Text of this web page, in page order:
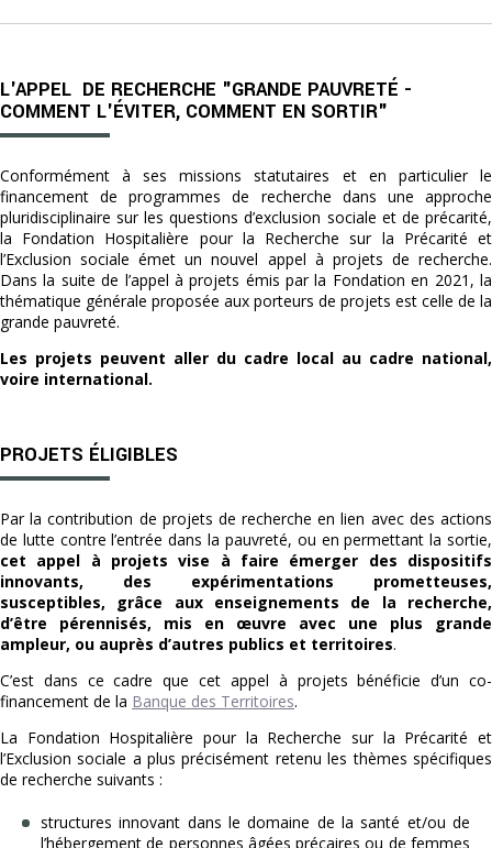
L'APPEL DE RECHERCHE "GRANDE PAUVRETÉ -
COMMENT L'ÉVITER, COMMENT EN SORTIR"
Conformément à ses missions statutaires et en particulier le
financement de programmes de recherche dans une approche
pluridisciplinaire sur les questions d’exclusion sociale et de précarité,
la Fondation Hospitalière pour la Recherche sur la Précarité et
l’Exclusion sociale émet un nouvel appel à projets de recherche.
Dans la suite de l’appel à projets émis par la Fondation en 2021, la
thématique générale proposée aux porteurs de projets est celle de la
grande pauvreté.
Les projets peuvent aller du cadre local au cadre national,
voire international.
PROJETS ÉLIGIBLES
Par la contribution de projets de recherche en lien avec des actions
de lutte contre l’entrée dans la pauvreté, ou en permettant la sortie,
cet appel à projets vise à faire émerger des dispositifs
innovants, des expérimentations prometteuses,
susceptibles, grâce aux enseignements de la recherche,
d’être pérennisés, mis en œuvre avec une plus grande
ampleur, ou auprès d’autres publics et territoires.
C’est dans ce cadre que cet appel à projets bénéficie d’un co-
financement de la Banque des Territoires.
La Fondation Hospitalière pour la Recherche sur la Précarité et
l’Exclusion sociale a plus précisément retenu les thèmes spécifiques
de recherche suivants :
structures innovant dans le domaine de la santé et/ou de
l’hébergement de personnes âgées précaires ou de femmes